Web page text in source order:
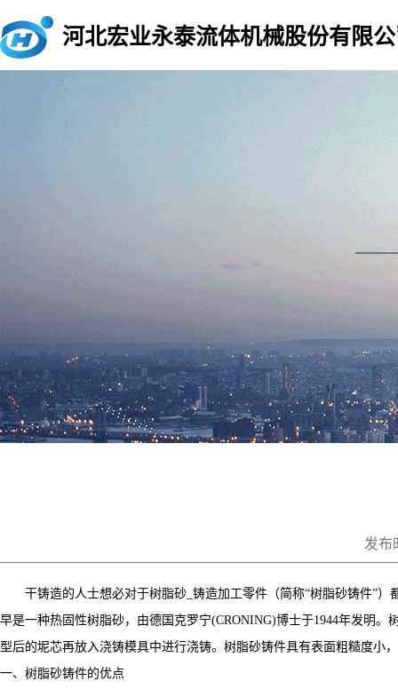
河北宏业永泰流体机械股份有限
发布
干铸造的人士想必对于树脂砂_铸造加工零件（简称“树脂砂铸件”
早是一种热固性树脂砂，由德国克罗宁(CRONING)博士于1944年发明
型后的坭芯再放入浇铸模具中进行浇铸。树脂砂铸件具有表面粗糙度小
一、树脂砂铸件的优点